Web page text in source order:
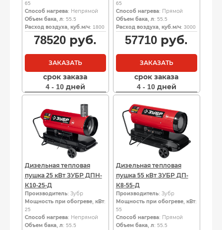
65
Способ нагрева: Непрямой
Объем бака, л: 55.5
Расход воздуха, куб.м/ч: 1800
78520 руб.
ЗАКАЗАТЬ
срок заказа
4 - 10 дней
65
Способ нагрева: Прямой
Объем бака, л: 55.5
Расход воздуха, куб.м/ч: 3000
57710 руб.
ЗАКАЗАТЬ
срок заказа
4 - 10 дней
Дизельная тепловая
пушка 25 кВт ЗУБР ДПН-
К10-25-Д
Производитель: Зубр
Мощность при обогреве, кВт:
25
Способ нагрева: Непрямой
Объем бака, л: 55.5
Дизельная тепловая
пушка 55 кВт ЗУБР ДП-
К8-55-Д
Производитель: Зубр
Мощность при обогреве, кВт:
55
Способ нагрева: Прямой
Объем бака, л: 55.5